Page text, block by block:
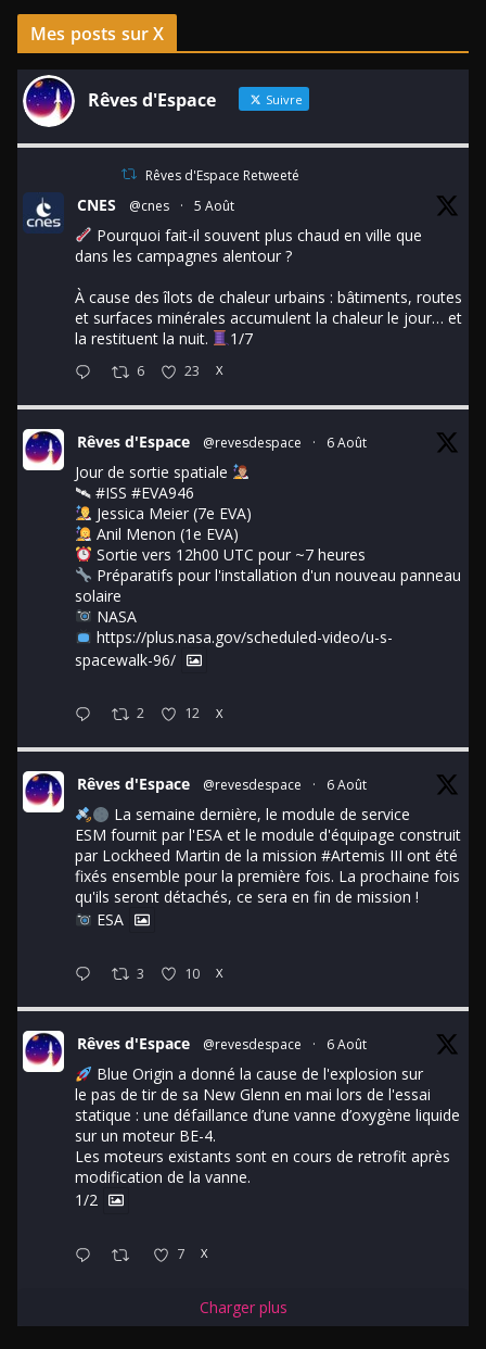
Mes posts sur X
Rêves d'Espace Suivre
Rêves d'Espace Retweeté
CNES @cnes · 5 Août
Pourquoi fait-il souvent plus chaud en ville que
dans les campagnes alentour ?
À cause des îlots de chaleur urbains : bâtiments, routes
et surfaces minérales accumulent la chaleur le jour… et
la restituent la nuit.
1/7
6 23 X
Rêves d'Espace @revesdespace · 6 Août
Jour de sortie spatiale
🛰 #ISS #EVA946
Jessica Meier (7e EVA)
Anil Menon (1e EVA)
Sortie vers 12h00 UTC pour ~7 heures
Préparatifs pour l'installation d'un nouveau panneau
solaire
NASA
https://plus.nasa.gov/scheduled-video/u-s-
spacewalk-96/
2 12 X
Rêves d'Espace @revesdespace · 6 Août
La semaine dernière, le module de service
ESM fournit par l'ESA et le module d'équipage construit
par Lockheed Martin de la mission #Artemis III ont été
fixés ensemble pour la première fois. La prochaine fois
qu'ils seront détachés, ce sera en fin de mission !
ESA
3 10 X
Rêves d'Espace @revesdespace · 6 Août
Blue Origin a donné la cause de l'explosion sur
le pas de tir de sa New Glenn en mai lors de l'essai
statique : une défaillance d’une vanne d’oxygène liquide
sur un moteur BE-4.
Les moteurs existants sont en cours de retrofit après
modification de la vanne.
1/2
7 X
Charger plus